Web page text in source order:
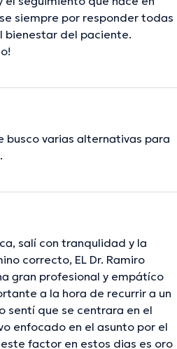
siempre por responder todas
bienestar del paciente.
busco varias alternativas para
salí con tranqulidad y la
correcto, EL Dr. Ramiro
gran profesional y empátíco
a la hora de recurrir a un
sentí que se centrara en el
enfocado en el asunto por el
factor en estos dias es oro